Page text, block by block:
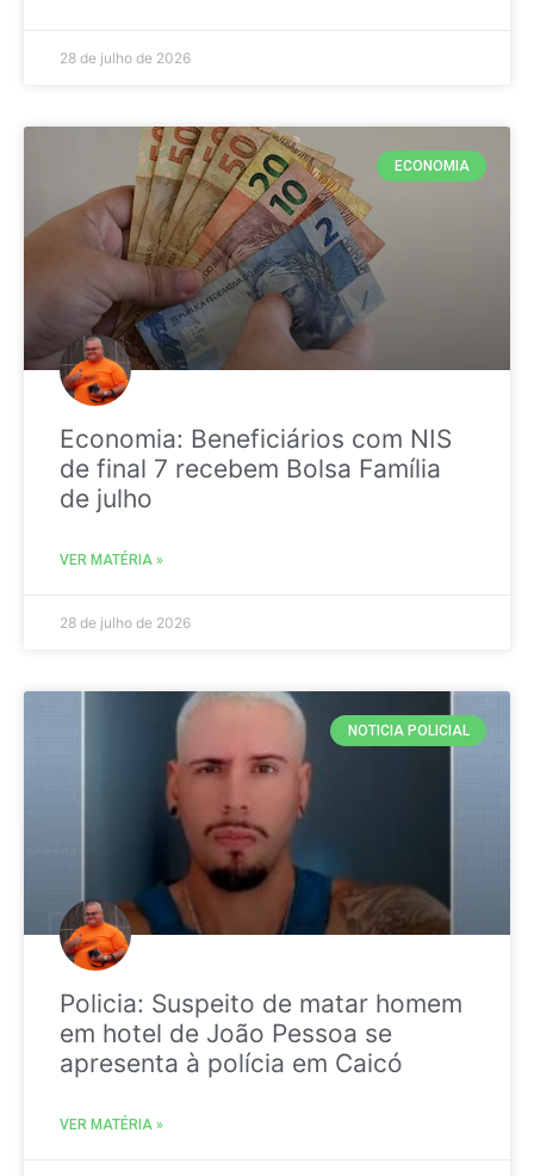
28 de julho de 2026
ECONOMIA
Economia: Beneficiários com NIS
de final 7 recebem Bolsa Família
de julho
VER MATÉRIA »
28 de julho de 2026
NOTICIA POLICIAL
Policia: Suspeito de matar homem
em hotel de João Pessoa se
apresenta à polícia em Caicó
VER MATÉRIA »